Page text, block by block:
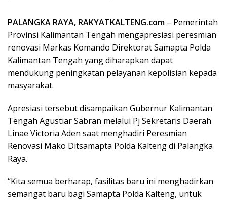
PALANGKA RAYA, RAKYATKALTENG.com – Pemerintah
Provinsi Kalimantan Tengah mengapresiasi peresmian
renovasi Markas Komando Direktorat Samapta Polda
Kalimantan Tengah yang diharapkan dapat
mendukung peningkatan pelayanan kepolisian kepada
masyarakat.
Apresiasi tersebut disampaikan Gubernur Kalimantan
Tengah Agustiar Sabran melalui Pj Sekretaris Daerah
Linae Victoria Aden saat menghadiri Peresmian
Renovasi Mako Ditsamapta Polda Kalteng di Palangka
Raya.
“Kita semua berharap, fasilitas baru ini menghadirkan
semangat baru bagi Samapta Polda Kalteng, untuk